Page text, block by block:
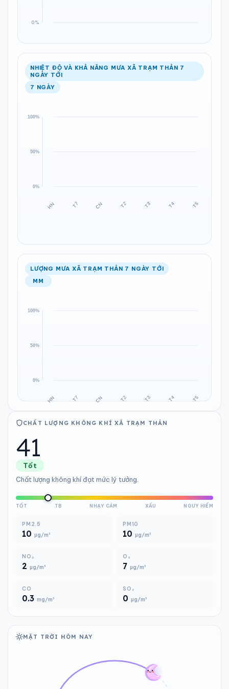
NHIỆT ĐỘ VÀ KHẢ NĂNG MƯA XÃ TRẠM THẢN 7
NGÀY TỚI
7 NGÀY
LƯỢNG MƯA XÃ TRẠM THẢN 7 NGÀY TỚI
MM
CHẤT LƯỢNG KHÔNG KHÍ XÃ TRẠM THẢN
41
Tốt
Chất lượng không khí đạt mức lý tưởng.
TỐT TB NHẠY CẢM XẤU NGUY HIỂM
PM2.5
10 µg/m³
PM10
10 µg/m³
NO₂
2 µg/m³
O₃
7 µg/m³
CO
0.3 mg/m³
SO₂
0 µg/m³
MẶT TRỜI HÔM NAY